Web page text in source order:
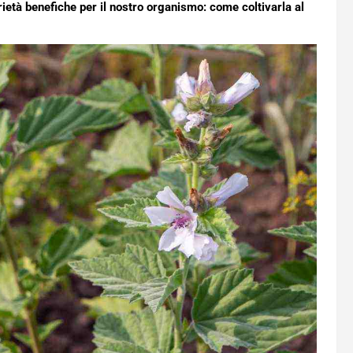
benefiche per il nostro organismo: come coltivarla al